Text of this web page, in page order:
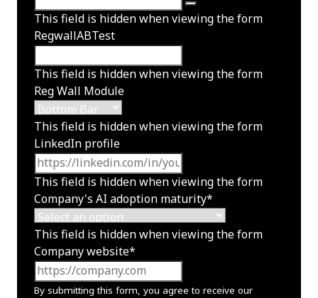
This field is hidden when viewing the form
RegwallABTest
This field is hidden when viewing the form
Reg Wall Module
This field is hidden when viewing the form
LinkedIn profile
This field is hidden when viewing the form
Company's AI adoption maturity*
This field is hidden when viewing the form
Company website*
By submitting this form, you agree to receive our